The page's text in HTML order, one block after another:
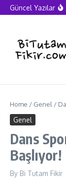
Skip to content
Güncel Yazılar
Home / Genel /
Genel
Dans
Başlıyor!
By Bi Tutam Fikir